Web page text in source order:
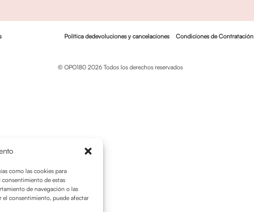
como las cookies para
de estas
de navegación o las
el consentimiento, puede afectar
Política dedevoluciones y cancelaciones Condiciones de Contratación
© OPO180 2026 Todos los derechos reservados